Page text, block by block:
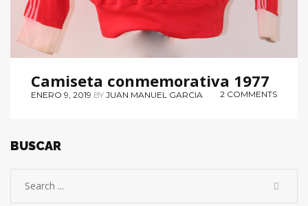
Camiseta conmemorativa 1977
ENERO 9, 2019 BY JUAN MANUEL GARCIA 2 COMMENTS
BUSCAR